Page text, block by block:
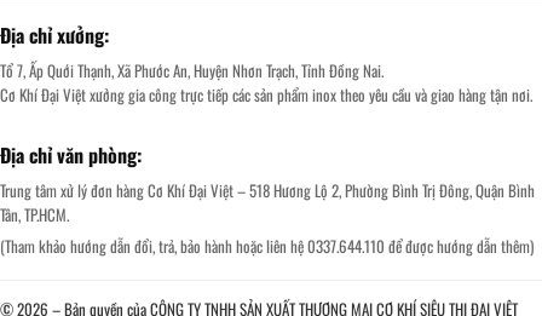
Địa chỉ xưởng:
Tổ 7, Ấp Quới Thạnh, Xã Phước An, Huyện Nhơn Trạch, Tỉnh Đồng Nai.
Cơ Khí Đại Việt xưởng gia công trực tiếp các sản phẩm inox theo yêu cầu và giao hàng tận nơi.
Địa chỉ văn phòng:
Trung tâm xử lý đơn hàng Cơ Khí Đại Việt – 518 Hương Lộ 2, Phường Bình Trị Đông, Quận Bình
Tân, TP.HCM.
(Tham khảo hướng dẫn đổi, trả, bảo hành hoặc liên hệ 0337.644.110 để được hướng dẫn thêm)
© 2026 – Bản quyền của CÔNG TY TNHH SẢN XUẤT THƯƠNG MẠI CƠ KHÍ SIÊU THỊ ĐẠI VIỆT